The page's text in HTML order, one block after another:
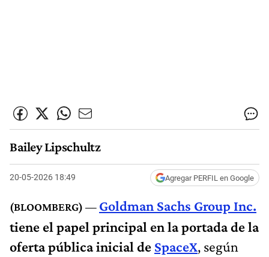
Bailey Lipschultz
20-05-2026 18:49 Agregar PERFIL en Google
Goldman Sachs Group Inc.
tiene el papel principal en la portada de la
oferta pública inicial de SpaceX, según